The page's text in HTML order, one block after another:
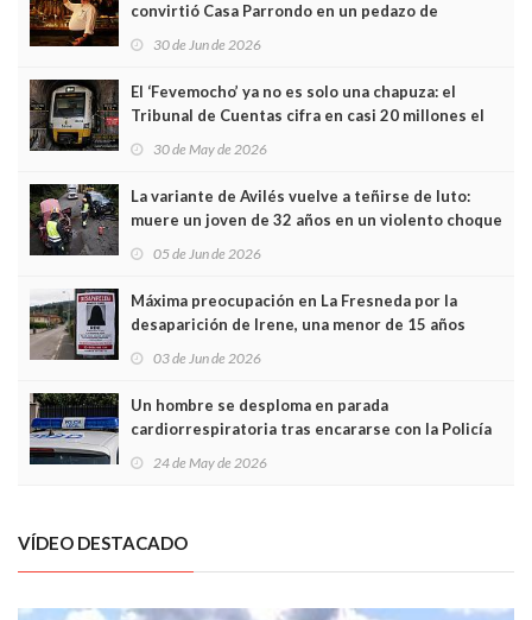
convirtió Casa Parrondo en un pedazo de
Asturias en Madrid
30 de Jun de 2026
El ‘Fevemocho’ ya no es solo una chapuza: el
Tribunal de Cuentas cifra en casi 20 millones el
sobrecoste de los trenes que no cabían por los
30 de May de 2026
La variante de Avilés vuelve a teñirse de luto:
muere un joven de 32 años en un violento choque
frontal
05 de Jun de 2026
Máxima preocupación en La Fresneda por la
desaparición de Irene, una menor de 15 años
03 de Jun de 2026
Un hombre se desploma en parada
cardiorrespiratoria tras encararse con la Policía
Local en Luanco
24 de May de 2026
VÍDEO DESTACADO